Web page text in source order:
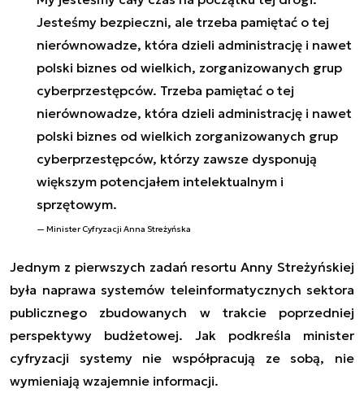
Jesteśmy bezpieczni, ale trzeba pamiętać o tej
nierównowadze, która dzieli administrację i nawet
polski biznes od wielkich, zorganizowanych grup
cyberprzestępców. Trzeba pamiętać o tej
nierównowadze, która dzieli administrację i nawet
polski biznes od wielkich zorganizowanych grup
cyberprzestępców, którzy zawsze dysponują
większym potencjałem intelektualnym i
sprzętowym.
Minister Cyfryzacji Anna Streżyńska
Jednym z pierwszych zadań resortu Anny Streżyńskiej
była naprawa systemów teleinformatycznych sektora
publicznego zbudowanych w trakcie poprzedniej
perspektywy budżetowej. Jak podkreśla minister
cyfryzacji systemy nie współpracują ze sobą, nie
wymieniają wzajemnie informacji.